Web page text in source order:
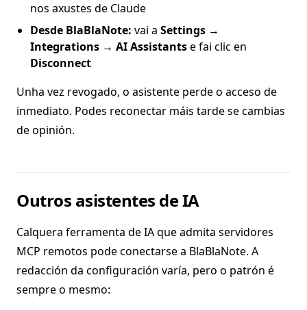
nos axustes de Claude
Desde BlaBlaNote: vai a Settings →
Integrations → AI Assistantse fai clic en
Disconnect
Unha vez revogado, o asistente perde o acceso de
inmediato. Podes reconectar máis tarde se cambias
de opinión.
Outros asistentes de IA
Calquera ferramenta de IA que admita servidores
MCP remotos pode conectarse a BlaBlaNote. A
redacción da configuración varía, pero o patrón é
sempre o mesmo: